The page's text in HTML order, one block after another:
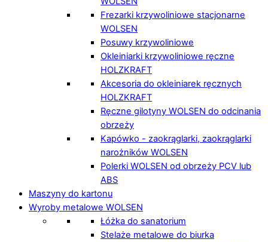
Frezarki krzywoliniowe stacjonarne
WOLSEN
Posuwy krzywoliniowe
Okleiniarki krzywoliniowe ręczne
HOLZKRAFT
Akcesoria do okleiniarek ręcznych
HOLZKRAFT
Ręczne gilotyny WOLSEN do odcinania
obrzeży
Kapówko - zaokrąglarki, zaokrąglarki
narożników WOLSEN
Polerki WOLSEN od obrzeży PCV lub
ABS
Maszyny do kartonu
Wyroby metalowe WOLSEN
Łóżka do sanatorium
Stelaże metalowe do biurka